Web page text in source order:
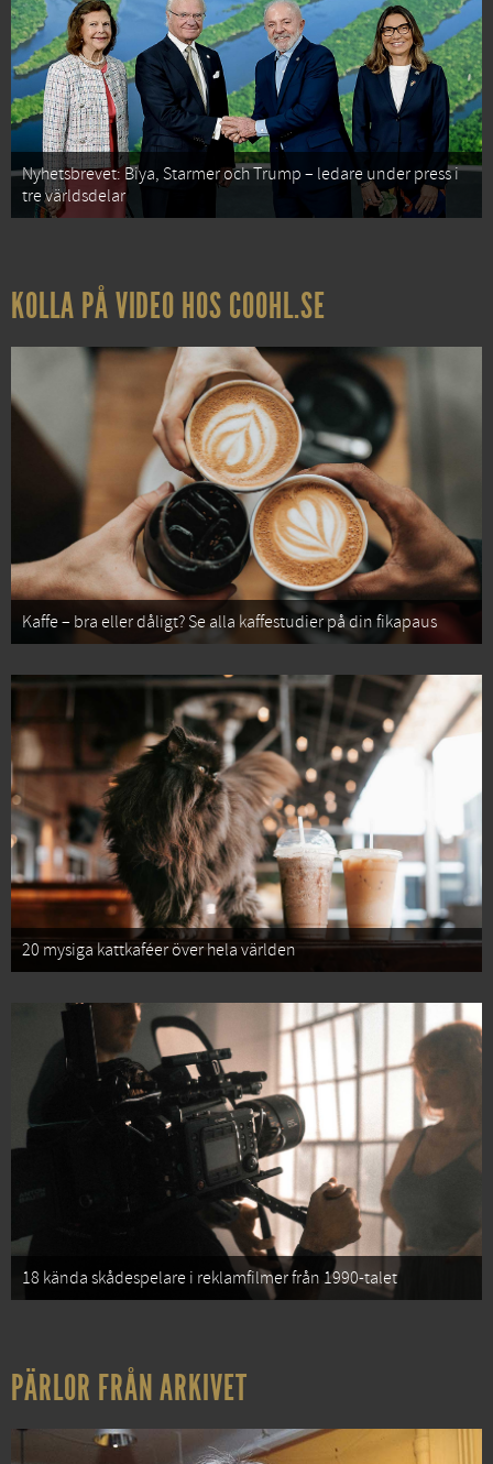
Nyhetsbrevet: Biya, Starmer och Trump – ledare under press i
tre världsdelar
KOLLA PÅ VIDEO HOS COOHL.SE
Kaffe – bra eller dåligt? Se alla kaffestudier på din fikapaus
20 mysiga kattkaféer över hela världen
18 kända skådespelare i reklamfilmer från 1990-talet
PÄRLOR FRÅN ARKIVET